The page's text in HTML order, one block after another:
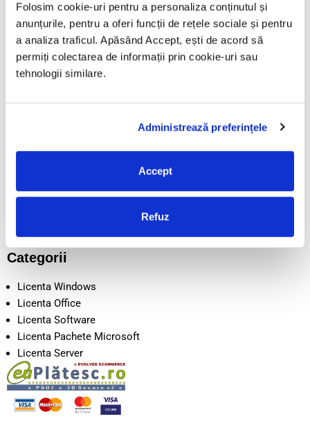
Folosim cookie-uri pentru a personaliza conținutul și
anunțurile, pentru a oferi funcții de rețele sociale și pentru
a analiza traficul. Apăsând Accept, ești de acord să
permiți colectarea de informații prin cookie-uri sau
tehnologii similare.
Administrează preferințele
Accept
Refuz
Informații
TERMENI SI CONDITII
CONFIDENTIALITATE
Intrebari frecvente
Categorii
Licenta Windows
Licenta Office
Licenta Software
Licenta Pachete Microsoft
Licenta Server